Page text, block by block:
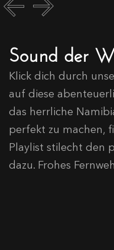
Sound der
Klick dich durch
auf diese
das herrliche
perfekt zu machen,
Playlist stilecht den
dazu. Frohes